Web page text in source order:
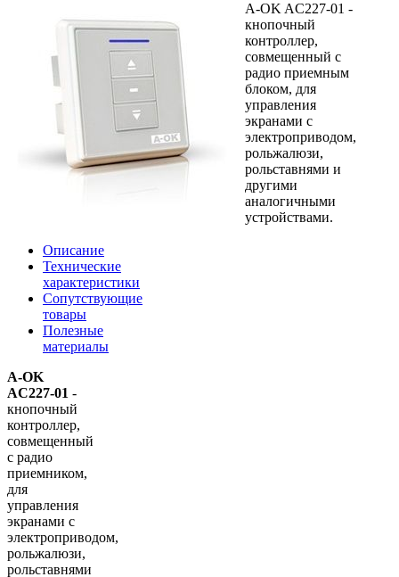
A-OK AC227-01 -
кнопочный
контроллер,
совмещенный с
радио приемным
блоком, для
управления
экранами с
электроприводом,
рольжалюзи,
рольставнями и
другими
аналогичными
устройствами.
Описание
Технические
характеристики
Сопутствующие
товары
Полезные
материалы
A-OK
AC227-01 -
кнопочный
контроллер,
совмещенный
с радио
приемником,
для
управления
экранами с
электроприводом,
рольжалюзи,
рольставнями